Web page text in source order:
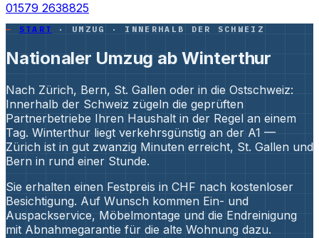
01579 2638825
START · UMZUG · INNERHALB DER SCHWEIZ
Nationaler Umzug ab Winterthur
Nach Zürich, Bern, St. Gallen oder in die Ostschweiz:
Innerhalb der Schweiz zügeln die geprüften
Partnerbetriebe Ihren Haushalt in der Regel an einem
Tag. Winterthur liegt verkehrsgünstig an der A1 —
Zürich ist in gut zwanzig Minuten erreicht, St. Gallen und
Bern in rund einer Stunde.
Sie erhalten einen Festpreis in CHF nach kostenloser
Besichtigung. Auf Wunsch kommen Ein- und
Auspackservice, Möbelmontage und die Endreinigung
mit Abnahmegarantie für die alte Wohnung dazu.